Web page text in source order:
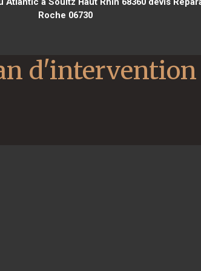
Roche 06730
d'intervention